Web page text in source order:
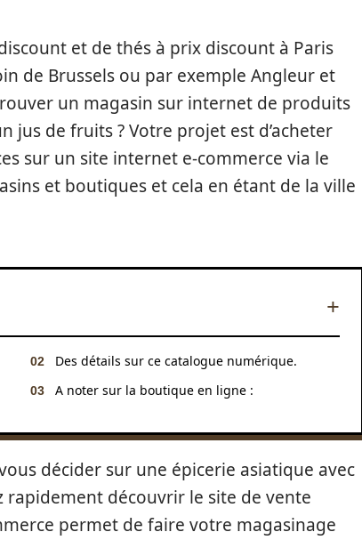
et de thés à prix discount à Paris
de Brussels ou par exemple Angleur et
un magasin sur internet de produits
jus de fruits ? Votre projet est d’acheter
sur un site internet e-commerce via le
et boutiques et cela en étant de la ville
Des détails sur ce catalogue numérique.
A noter sur la boutique en ligne :
décider sur une épicerie asiatique avec
découvrir le site de vente
permet de faire votre magasinage